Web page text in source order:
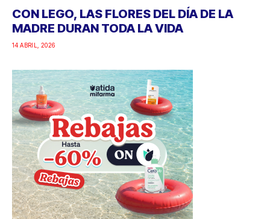
CON LEGO, LAS FLORES DEL DÍA DE LA
MADRE DURAN TODA LA VIDA
14 ABRIL, 2026